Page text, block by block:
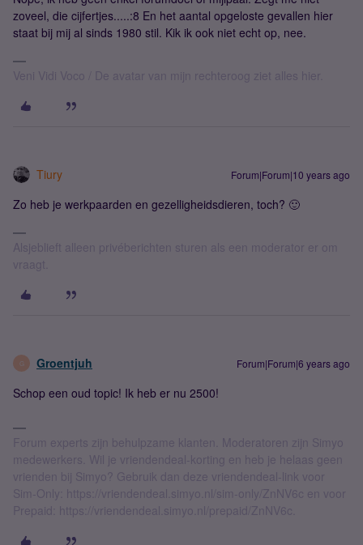
zoveel, die cijfertjes.....:8 En het aantal opgeloste gevallen hier
staat bij mij al sinds 1980 stil. Kik ik ook niet echt op, nee.
Veni Vidi Voco / De avatar van mijn rechteroog ziet alles hier.
Tiury Forum|Forum|10 years ago
Zo heb je werkpaarden en gezelligheidsdieren, toch? 🙂
Alsjeblieft alleen privéberichten sturen als een moderator er om
vraagt.
G Groentjuh Forum|Forum|6 years ago
Schop een oud topic! Ik heb er nu 2500!
Forum experts zijn behulpzame klanten. Moderatoren zijn Simyo
medewerkers. Wil je vriendendeal-korting en heb je helaas geen
vrienden bij Simyo? Gebruik dan deze vriendendeal-link voor
Sim-Only: https://vriendendeal.simyo.nl/sim-only/ZnNV6c en voor
Prepaid: https://vriendendeal.simyo.nl/prepaid/ZnNV6c.